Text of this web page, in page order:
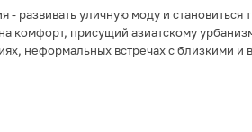
развивать уличную моду и становиться
комфорт, присущий азиатскому
неформальных встречах с близкими и